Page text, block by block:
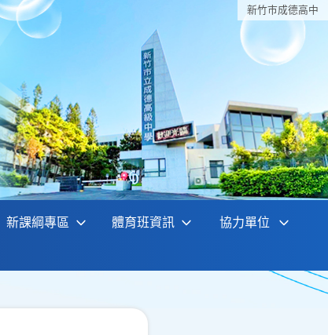
新竹巿成德高中
新課綱專區 體育班資訊 協力單位